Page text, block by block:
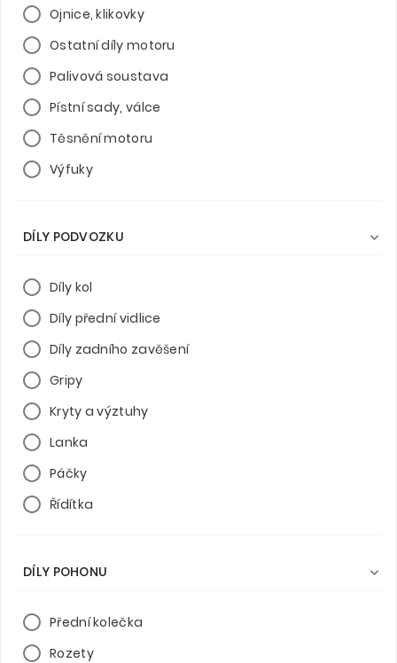
Ojnice, klikovky
Ostatní díly motoru
Palivová soustava
Pístní sady, válce
Těsnění motoru
Výfuky
DÍLY PODVOZKU 
Díly kol
Díly přední vidlice
Díly zadního zavěšení
Gripy
Kryty a výztuhy
Lanka
Páčky
Řídítka
DÍLY POHONU 
Přední kolečka
Rozety